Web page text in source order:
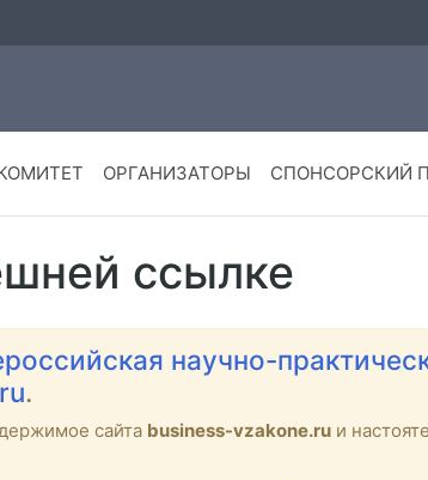
ОРГАНИЗАТОРЫ СПОНСОРСКИЙ
ссылке
научно-
.
сайта business-vzakone.ru и